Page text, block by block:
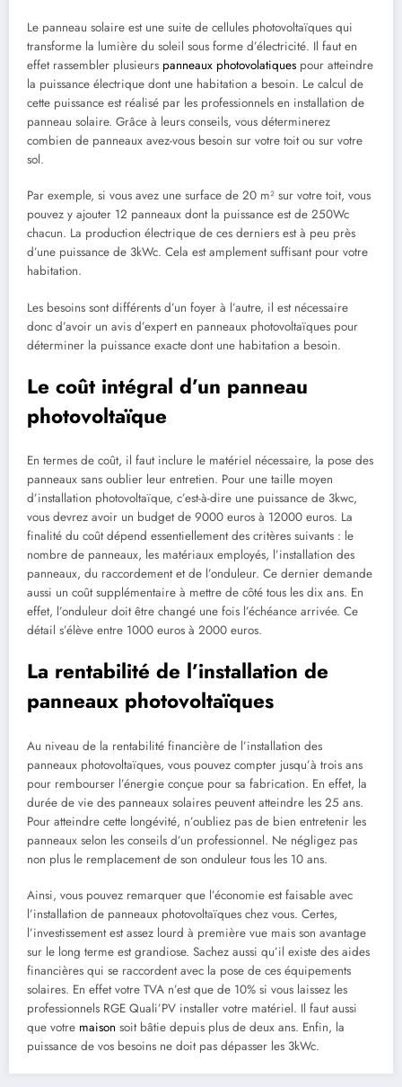
Le panneau solaire est une suite de cellules photovoltaïques qui
transforme la lumière du soleil sous forme d’électricité. Il faut en
effet rassembler plusieurs panneaux photovolatiques pour atteindre
la puissance électrique dont une habitation a besoin. Le calcul de
cette puissance est réalisé par les professionnels en installation de
panneau solaire. Grâce à leurs conseils, vous déterminerez
combien de panneaux avez-vous besoin sur votre toit ou sur votre
sol.
Par exemple, si vous avez une surface de 20 m² sur votre toit, vous
pouvez y ajouter 12 panneaux dont la puissance est de 250Wc
chacun. La production électrique de ces derniers est à peu près
d’une puissance de 3kWc. Cela est amplement suffisant pour votre
habitation.
Les besoins sont différents d’un foyer à l’autre, il est nécessaire
donc d’avoir un avis d’expert en panneaux photovoltaïques pour
déterminer la puissance exacte dont une habitation a besoin.
Le coût intégral d’un panneau
photovoltaïque
En termes de coût, il faut inclure le matériel nécessaire, la pose des
panneaux sans oublier leur entretien. Pour une taille moyen
d’installation photovoltaïque, c’est-à-dire une puissance de 3kwc,
vous devrez avoir un budget de 9000 euros à 12000 euros. La
finalité du coût dépend essentiellement des critères suivants : le
nombre de panneaux, les matériaux employés, l’installation des
panneaux, du raccordement et de l’onduleur. Ce dernier demande
aussi un coût supplémentaire à mettre de côté tous les dix ans. En
effet, l’onduleur doit être changé une fois l’échéance arrivée. Ce
détail s’élève entre 1000 euros à 2000 euros.
La rentabilité de l’installation de
panneaux photovoltaïques
Au niveau de la rentabilité financière de l’installation des
panneaux photovoltaïques, vous pouvez compter jusqu’à trois ans
pour rembourser l’énergie conçue pour sa fabrication. En effet, la
durée de vie des panneaux solaires peuvent atteindre les 25 ans.
Pour atteindre cette longévité, n’oubliez pas de bien entretenir les
panneaux selon les conseils d’un professionnel. Ne négligez pas
non plus le remplacement de son onduleur tous les 10 ans.
Ainsi, vous pouvez remarquer que l’économie est faisable avec
l’installation de panneaux photovoltaïques chez vous. Certes,
l’investissement est assez lourd à première vue mais son avantage
sur le long terme est grandiose. Sachez aussi qu’il existe des aides
financières qui se raccordent avec la pose de ces équipements
solaires. En effet votre TVA n’est que de 10% si vous laissez les
professionnels RGE Quali’PV installer votre matériel. Il faut aussi
que votre maison soit bâtie depuis plus de deux ans. Enfin, la
puissance de vos besoins ne doit pas dépasser les 3kWc.